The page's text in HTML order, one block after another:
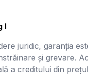
I
juridic, garanția
și grevare.
a creditului din